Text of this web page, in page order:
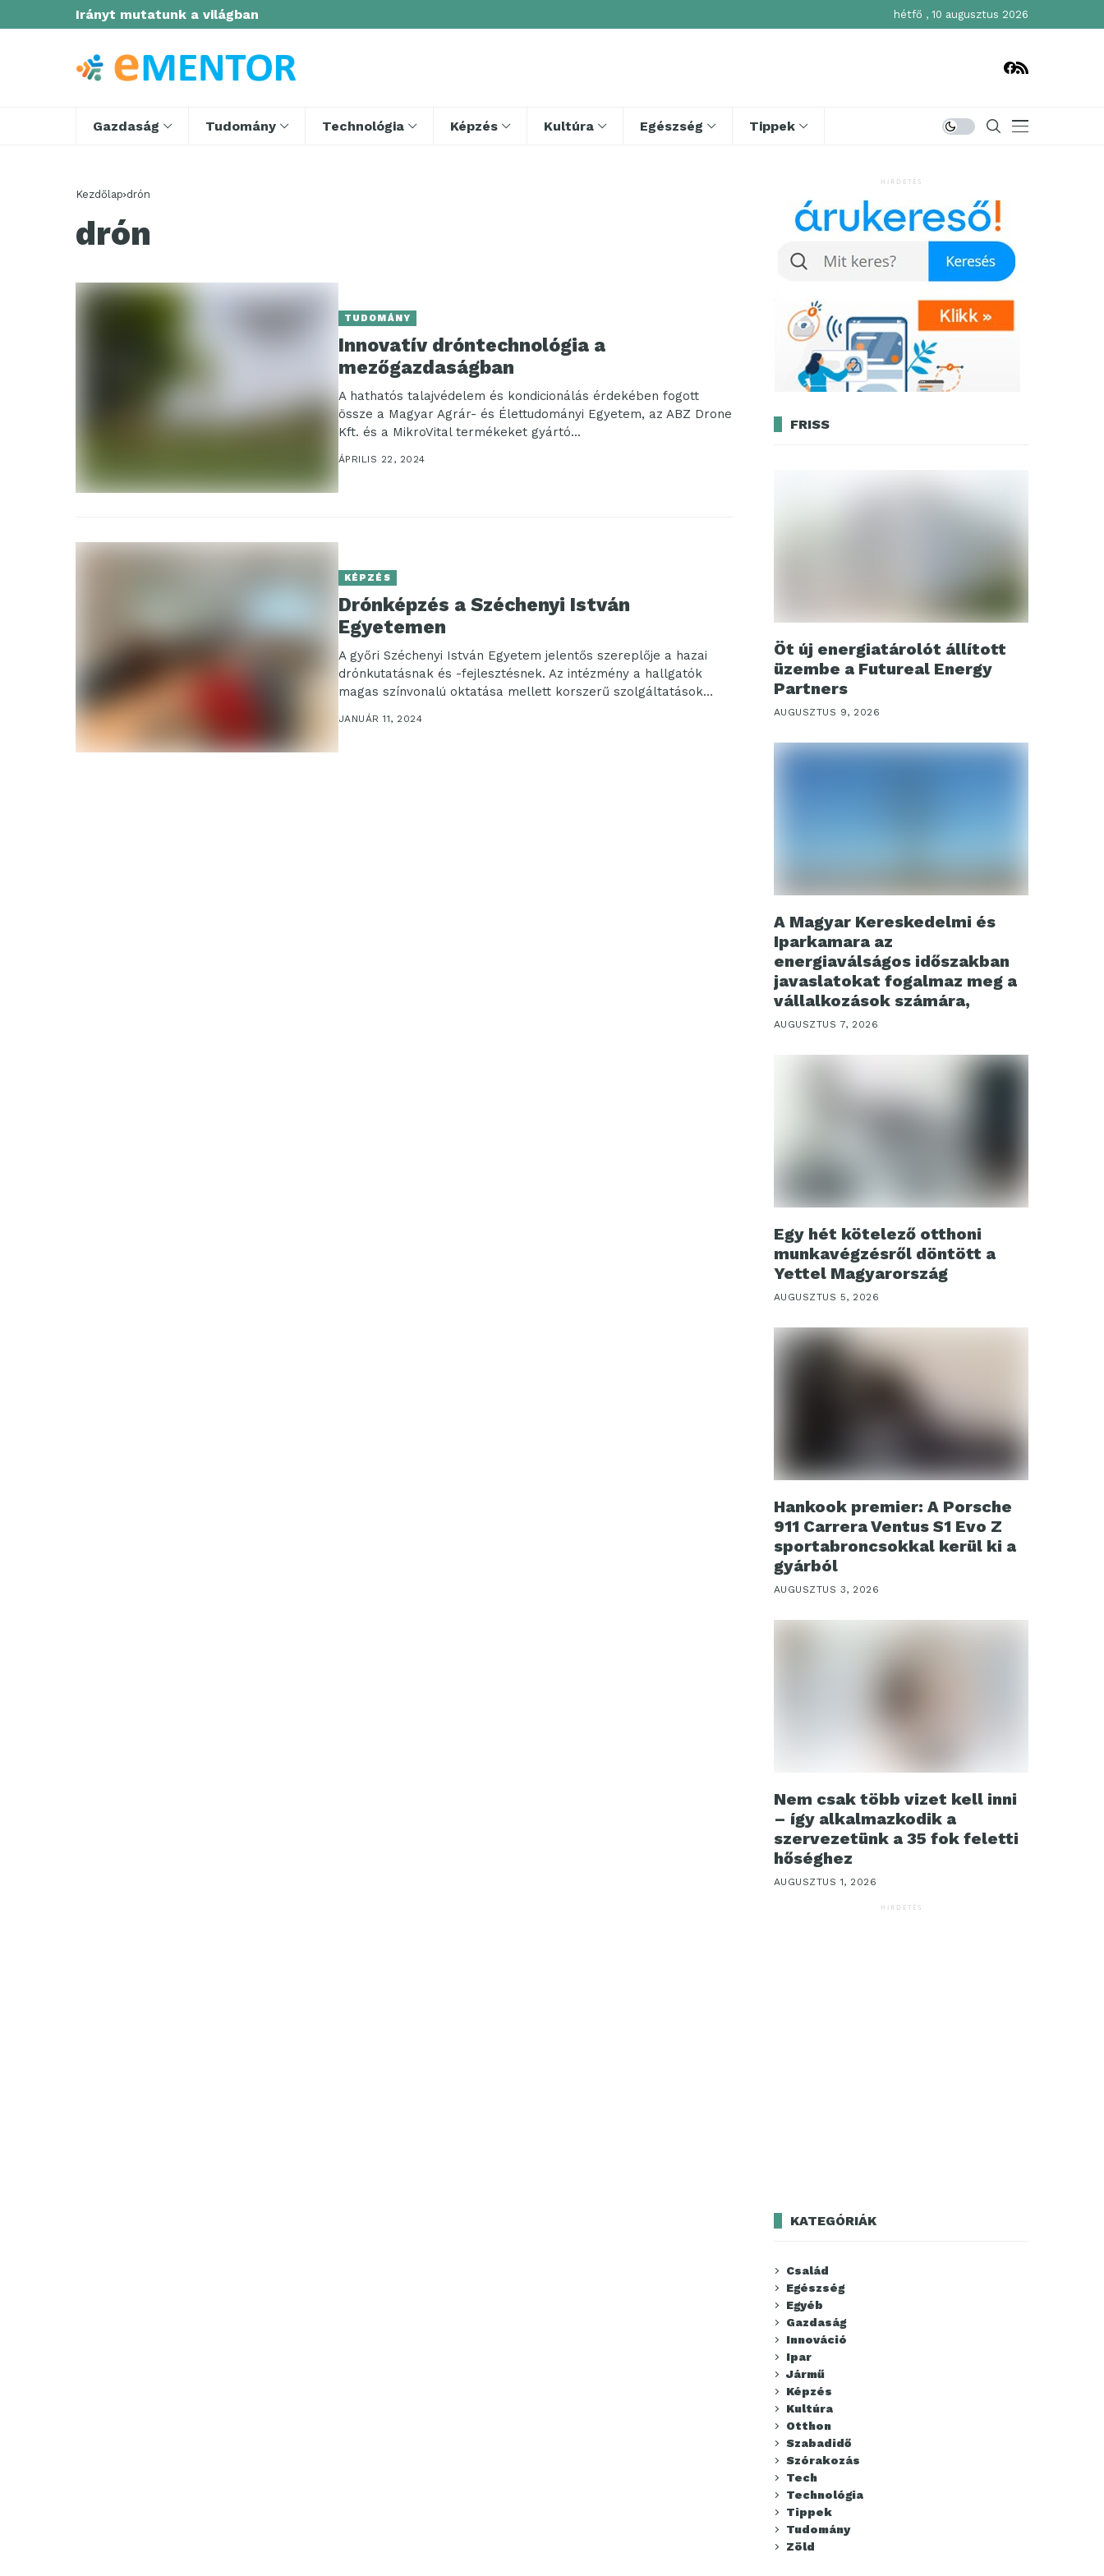
Irányt mutatunk a világban hétfő , 10 augusztus 2026
Gazdaság Tudomány Technológia Képzés Kultúra Egészség Tippek
Kezdőlap drón
drón
TUDOMÁNY
Innovatív dróntechnológia a
mezőgazdaságban
A hathatós talajvédelem és kondicionálás érdekében fogott
össze a Magyar Agrár- és Élettudományi Egyetem, az ABZ Drone
Kft. és a MikroVital termékeket gyártó...
ÁPRILIS 22, 2024
KÉPZÉS
Drónképzés a Széchenyi István
Egyetemen
A győri Széchenyi István Egyetem jelentős szereplője a hazai
drónkutatásnak és -fejlesztésnek. Az intézmény a hallgatók
magas színvonalú oktatása mellett korszerű szolgáltatások
révén...
JANUÁR 11, 2024
HIRDETÉS
FRISS
Öt új energiatárolót állított
üzembe a Futureal Energy
Partners
AUGUSZTUS 9, 2026
A Magyar Kereskedelmi és
Iparkamara az
energiaválságos időszakban
javaslatokat fogalmaz meg a
vállalkozások számára,
AUGUSZTUS 7, 2026
Egy hét kötelező otthoni
munkavégzésről döntött a
Yettel Magyarország
AUGUSZTUS 5, 2026
Hankook premier: A Porsche
911 Carrera Ventus S1 Evo Z
sportabroncsokkal kerül ki a
gyárból
AUGUSZTUS 3, 2026
Nem csak több vizet kell inni
– így alkalmazkodik a
szervezetünk a 35 fok feletti
hőséghez
AUGUSZTUS 1, 2026
HIRDETÉS
KATEGÓRIÁK
Család
Egészség
Egyéb
Gazdaság
Innováció
Ipar
Jármű
Képzés
Kultúra
Otthon
Szabadidő
Szórakozás
Tech
Technológia
Tippek
Tudomány
Zöld